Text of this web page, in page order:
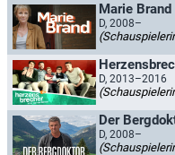
Marie Brand
D, 2008–
D, 2013–2016
Der
D, 2008–